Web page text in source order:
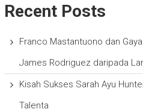
Recent Posts
Franco Mastantuono dan
James Rodriguez daripada
Kisah Sukses Sarah Ayu
Talenta